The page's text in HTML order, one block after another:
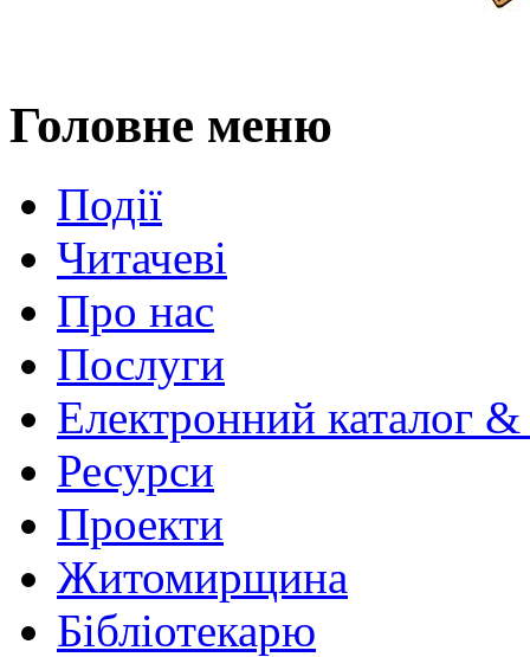
Головне меню
Події
Читачеві
Про нас
Послуги
Електронний каталог
Ресурси
Проекти
Житомирщина
Бібліотекарю